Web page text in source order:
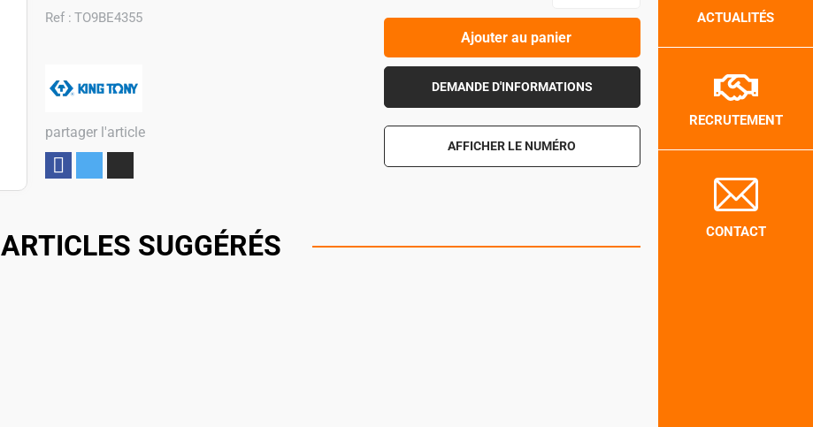
Ref : TO9BE4355
partager l'article
Ajouter au panier
DEMANDE D'INFORMATIONS
AFFICHER LE NUMÉRO
ARTICLES SUGGÉRÉS
ACTUALITÉS
RECRUTEMENT
CONTACT